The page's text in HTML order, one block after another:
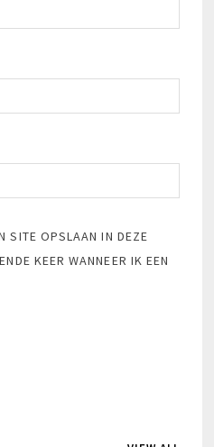
SITE OPSLAAN IN DEZE
KEER WANNEER IK EEN